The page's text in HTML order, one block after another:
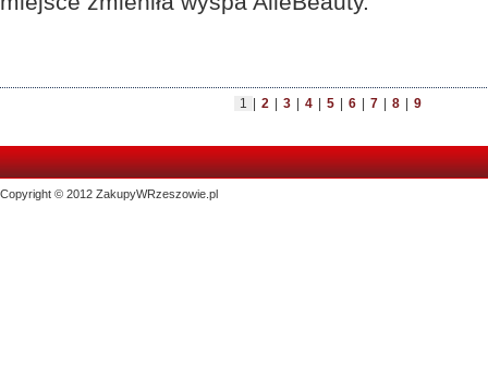
1 2 3 4 5 6 7 8 9
Copyright © 2012 ZakupyWRzeszowie.pl